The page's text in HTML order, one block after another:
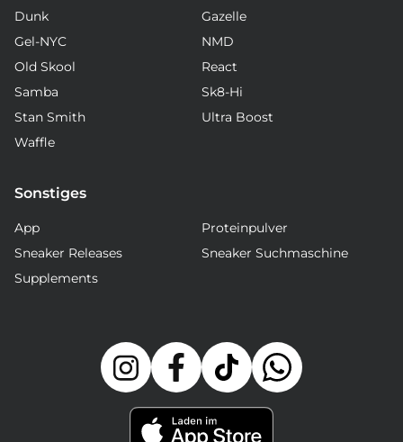
Dunk
Gazelle
Gel-NYC
NMD
Old Skool
React
Samba
Sk8-Hi
Stan Smith
Ultra Boost
Waffle
Sonstiges
App
Proteinpulver
Sneaker Releases
Sneaker Suchmaschine
Supplements